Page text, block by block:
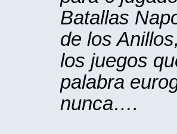
Batallas
de los
los juegos
palabra
nunca….